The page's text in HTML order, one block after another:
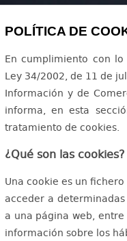
POLÍTICA DE
En cumplimiento con
Ley 34/2002, de 11 de
Información y de
informa, en esta
tratamiento de cookies.
¿Qué son las cookies?
Una cookie es un
acceder a
a una página web,
información sobre los